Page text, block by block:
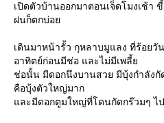
เปิดตัวบ้านออกมาตอนเจ็ดโมงเช้า
ฝนก็ตกบ่อ
เดินมาหน้ารั้ว กุหลาบมูแลง ที่ร้อยวั
อาทิตย์ก่อนมีช่อ และไม่มีเพลี้
ช่อนั้น มีดอกนึงบานสวย มีบุ้งกำลังกั
คือบุ้งตัวใหญ่มาก
ละมีดอกตูมใหญ่ที่โดนกัดกร๊วมๆ ไป